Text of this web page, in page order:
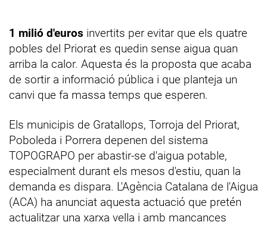
1 milió d'euros invertits per evitar que els quatre
pobles del Priorat es quedin sense aigua quan
arriba la calor. Aquesta és la proposta que acaba
de sortir a informació pública i que planteja un
canvi que fa massa temps que esperen.
Els municipis de Gratallops, Torroja del Priorat,
Poboleda i Porrera depenen del sistema
TOPOGRAPO per abastir-se d'aigua potable,
especialment durant els mesos d'estiu, quan la
demanda es dispara. L'Agència Catalana de l'Aigua
(ACA) ha anunciat aquesta actuació que pretén
actualitzar una xarxa vella i amb mancances